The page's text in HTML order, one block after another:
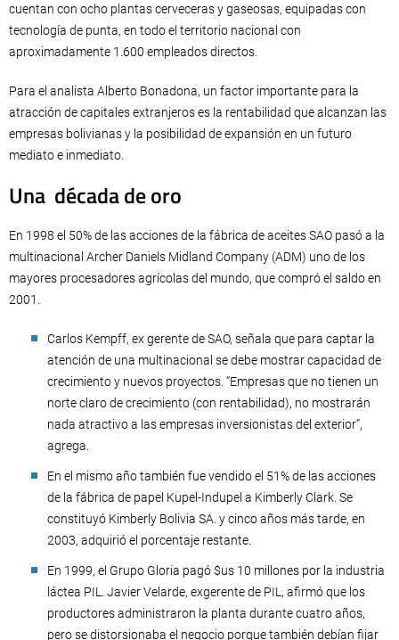
cuentan con ocho plantas cerveceras y gaseosas, equipadas con
tecnología de punta, en todo el territorio nacional con
aproximadamente 1.600 empleados directos.
Para el analista Alberto Bonadona, un factor importante para la
atracción de capitales extranjeros es la rentabilidad que alcanzan las
empresas bolivianas y la posibilidad de expansión en un futuro
mediato e inmediato.
Una década de oro
En 1998 el 50% de las acciones de la fábrica de aceites SAO pasó a la
multinacional Archer Daniels Midland Company (ADM) uno de los
mayores procesadores agrícolas del mundo, que compró el saldo en
2001.
Carlos Kempff, ex gerente de SAO, señala que para captar la
atención de una multinacional se debe mostrar capacidad de
crecimiento y nuevos proyectos. “Empresas que no tienen un
norte claro de crecimiento (con rentabilidad), no mostrarán
nada atractivo a las empresas inversionistas del exterior”,
agrega.
En el mismo año también fue vendido el 51% de las acciones
de la fábrica de papel Kupel-Indupel a Kimberly Clark. Se
constituyó Kimberly Bolivia SA. y cinco años más tarde, en
2003, adquirió el porcentaje restante.
En 1999, el Grupo Gloria pagó $us 10 millones por la industria
láctea PIL. Javier Velarde, exgerente de PIL, afirmó que los
productores administraron la planta durante cuatro años,
pero se distorsionaba el negocio porque también debían fijar